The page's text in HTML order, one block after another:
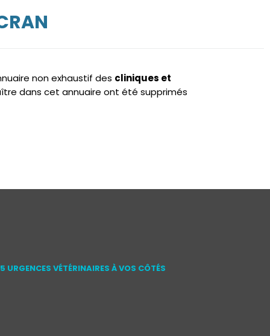
non exhaustif des cliniques et
dans cet annuaire ont été supprimés
URGENCES VÉTÉRINAIRES À VOS CÔTÉS